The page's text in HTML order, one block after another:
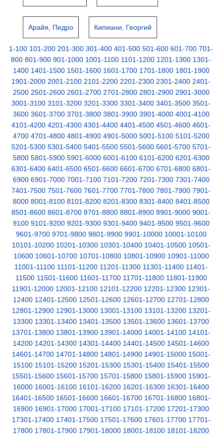
Арайя, Педро Кипиани, Георгий
1-100 101-200 201-300 301-400 401-500 501-600 601-700 701-
800 801-900 901-1000 1001-1100 1101-1200 1201-1300 1301-
1400 1401-1500 1501-1600 1601-1700 1701-1800 1801-1900
1901-2000 2001-2100 2101-2200 2201-2300 2301-2400 2401-
2500 2501-2600 2601-2700 2701-2800 2801-2900 2901-3000
3001-3100 3101-3200 3201-3300 3301-3400 3401-3500 3501-
3600 3601-3700 3701-3800 3801-3900 3901-4000 4001-4100
4101-4200 4201-4300 4301-4400 4401-4500 4501-4600 4601-
4700 4701-4800 4801-4900 4901-5000 5001-5100 5101-5200
5201-5300 5301-5400 5401-5500 5501-5600 5601-5700 5701-
5800 5801-5900 5901-6000 6001-6100 6101-6200 6201-6300
6301-6400 6401-6500 6501-6600 6601-6700 6701-6800 6801-
6900 6901-7000 7001-7100 7101-7200 7201-7300 7301-7400
7401-7500 7501-7600 7601-7700 7701-7800 7801-7900 7901-
8000 8001-8100 8101-8200 8201-8300 8301-8400 8401-8500
8501-8600 8601-8700 8701-8800 8801-8900 8901-9000 9001-
9100 9101-9200 9201-9300 9301-9400 9401-9500 9501-9600
9601-9700 9701-9800 9801-9900 9901-10000 10001-10100
10101-10200 10201-10300 10301-10400 10401-10500 10501-
10600 10601-10700 10701-10800 10801-10900 10901-11000
11001-11100 11101-11200 11201-11300 11301-11400 11401-
11500 11501-11600 11601-11700 11701-11800 11801-11900
11901-12000 12001-12100 12101-12200 12201-12300 12301-
12400 12401-12500 12501-12600 12601-12700 12701-12800
12801-12900 12901-13000 13001-13100 13101-13200 13201-
13300 13301-13400 13401-13500 13501-13600 13601-13700
13701-13800 13801-13900 13901-14000 14001-14100 14101-
14200 14201-14300 14301-14400 14401-14500 14501-14600
14601-14700 14701-14800 14801-14900 14901-15000 15001-
15100 15101-15200 15201-15300 15301-15400 15401-15500
15501-15600 15601-15700 15701-15800 15801-15900 15901-
16000 16001-16100 16101-16200 16201-16300 16301-16400
16401-16500 16501-16600 16601-16700 16701-16800 16801-
16900 16901-17000 17001-17100 17101-17200 17201-17300
17301-17400 17401-17500 17501-17600 17601-17700 17701-
17800 17801-17900 17901-18000 18001-18100 18101-18200